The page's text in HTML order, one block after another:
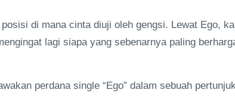
di mana cinta diuji oleh gengsi. Lewat Ego,
lagi siapa yang sebenarnya paling
perdana single “Ego” dalam sebuah